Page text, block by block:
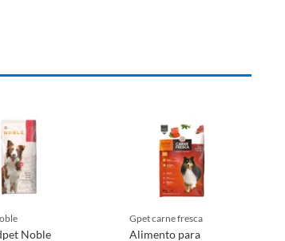
Noble
gpet carne fresca
Alimento para